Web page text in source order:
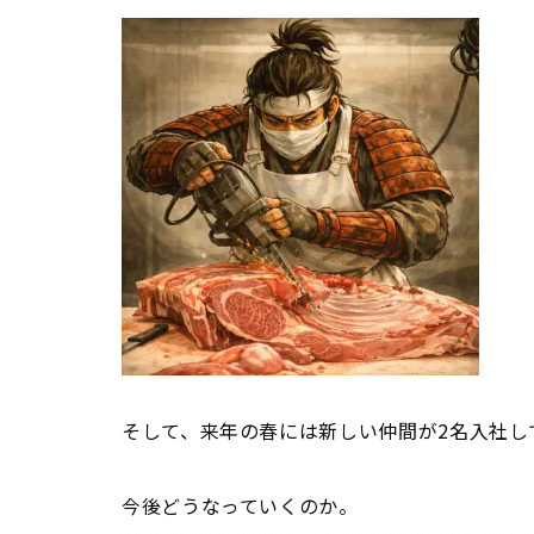
そして、来年の春には新しい仲間が2名入社し
今後どうなっていくのか。